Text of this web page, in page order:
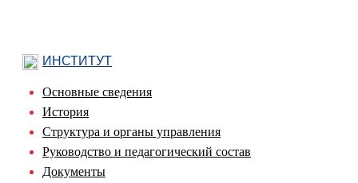
ИНСТИТУТ
Основные сведения
История
Структура и органы управления
Руководство и педагогический состав
Документы